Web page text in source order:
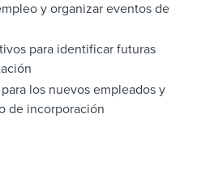
y organizar eventos de
para identificar futuras
los nuevos empleados y
de incorporación